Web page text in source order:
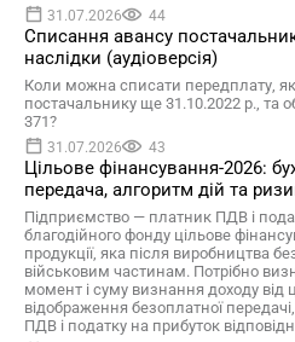
31.07.2026 44
Списання авансу
наслідки (аудіоверсія)
Коли можна списати передплату,
постачальнику ще 31.10.2022 р., та
371?
31.07.2026 43
Цільове фінансування-2026:
передача, алгоритм дій та
Підприємство — платник ПДВ і
благодійного фонду цільове
продукції, яка після виробництва
військовим частинам. Потрібно
момент і суму визнання доходу від
відображення безоплатної
ПДВ і податку на прибуток